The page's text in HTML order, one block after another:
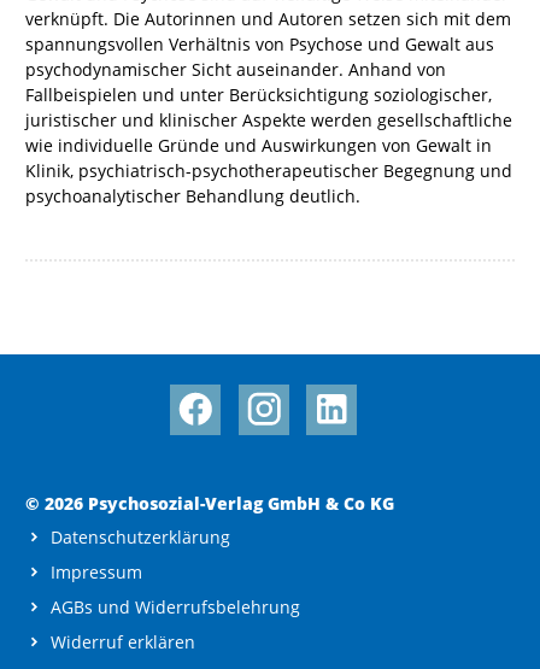
verknüpft. Die Autorinnen und Autoren setzen sich mit dem
spannungsvollen Verhältnis von Psychose und Gewalt aus
psychodynamischer Sicht auseinander. Anhand von
Fallbeispielen und unter Berücksichtigung soziologischer,
juristischer und klinischer Aspekte werden gesellschaftliche
wie individuelle Gründe und Auswirkungen von Gewalt in
Klinik, psychiatrisch-psychotherapeutischer Begegnung und
psychoanalytischer Behandlung deutlich.
© 2026 Psychosozial-Verlag GmbH & Co KG
Datenschutzerklärung
Impressum
AGBs und Widerrufsbelehrung
Widerruf erklären